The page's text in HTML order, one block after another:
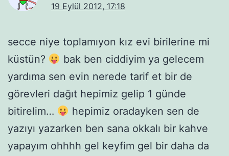
19 Eylül 2012, 17:18
secce niye toplamıyon kız evi birilerine mi
küstün?
bak ben ciddiyim ya gelecem
yardıma sen evin nerede tarif et bir de
görevleri dağıt hepimiz gelip 1 günde
bitirelim…
hepimiz oradayken sen de
yazıyı yazarken ben sana okkalı bir kahve
yapayım ohhhh gel keyfim gel bir daha da